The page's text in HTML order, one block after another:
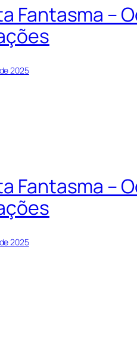
Fantasma –
2025
Fantasma –
2025